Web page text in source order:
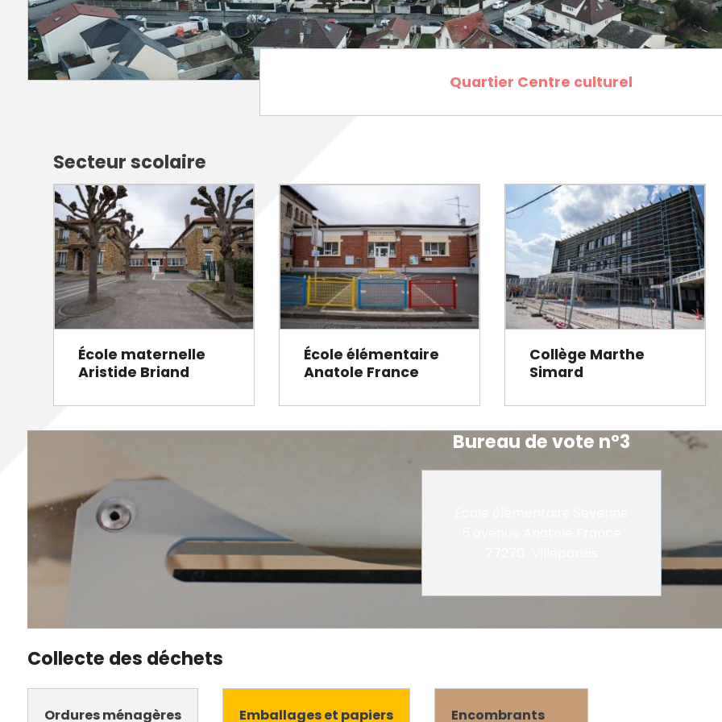
Marché de la Ville
Marchés publics
Entreprendre
Offres d'emploi locales
Sapeurs pompiers
Vigilance et cambriolage
Propreté
Travaux
Fiscalité des enseignes
Octobre rose
Game arena
Un Noël à Villeparisis
Quartier Centre culturel
Secteur scolaire
École maternelle
Aristide Briand
École élémentaire
Anatole France
Collège Marthe
Simard
Bureau de vote n°3
Collecte des déchets
Ordures ménagères Emballages et papiers Encombrants